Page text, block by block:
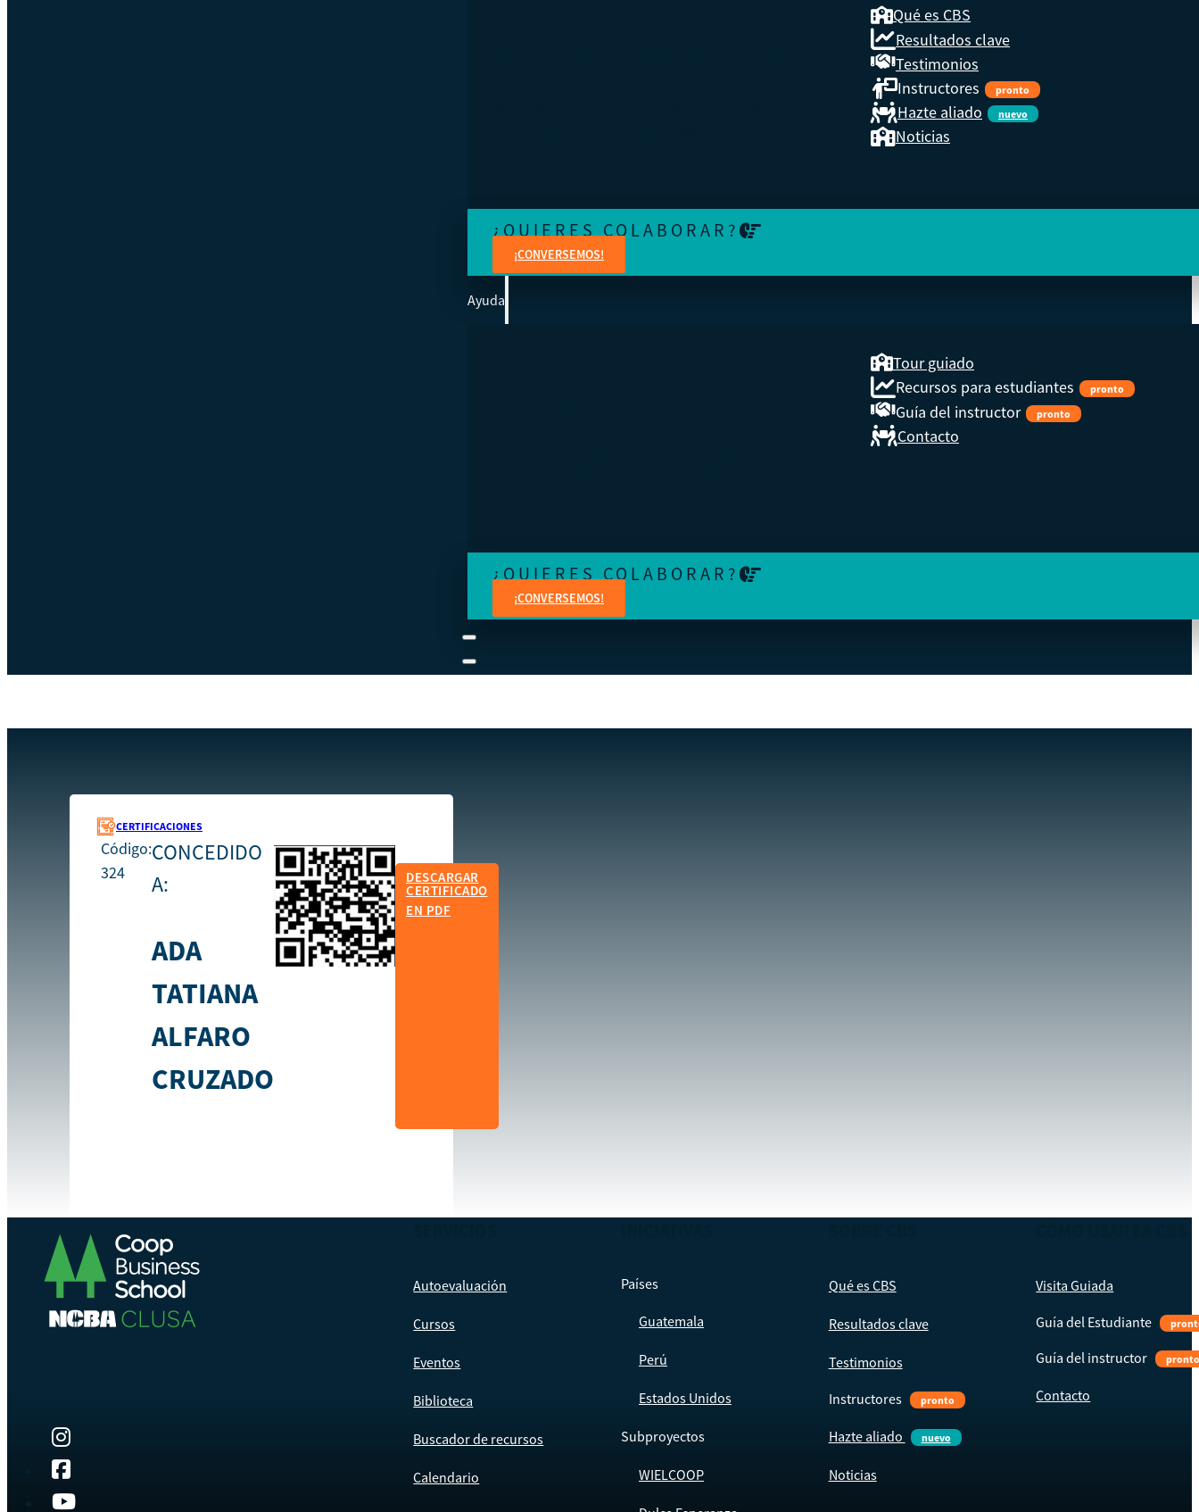
Qué es CBS
Resultados clave
Testimonios
Instructores
pronto
Hazte aliado nuevo
Noticias
¿QUIERES COLABORAR?
¡CONVERSEMOS!
Ayuda
Tour guiado
Recursos para estudiantes
pronto
Guía del instructor pronto
Contacto
¿QUIERES COLABORAR?
¡CONVERSEMOS!
CERTIFICACIONES
Código:
324
CONCEDIDO
A:
ADA
TATIANA
ALFARO
CRUZADO
DESCARGAR
CERTIFICADO
EN PDF
Autoevaluación
Cursos
Eventos
Biblioteca
Buscador de recursos
Calendario
Países
Guatemala
Perú
Estados Unidos
Subproyectos
WIELCOOP
Qué es CBS
Resultados clave
Testimonios
Instructores pronto
Hazte aliado nuevo
Noticias
Visita Guiada
Guía del Estudiante
Guía del instructor
Contacto